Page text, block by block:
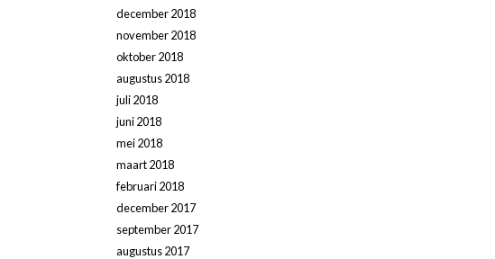
december 2018
november 2018
oktober 2018
augustus 2018
juli 2018
juni 2018
mei 2018
maart 2018
februari 2018
december 2017
september 2017
augustus 2017